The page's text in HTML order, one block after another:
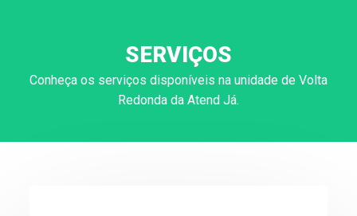
SERVIÇOS
Conheça os serviços disponíveis na unidade de Volta
Redonda da Atend Já.